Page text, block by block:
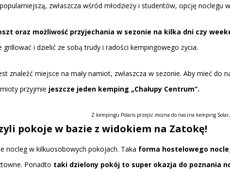
zwłaszcza wśród młodzieży i studentów, opcję noclegu w
oraz możliwość przyjechania w sezonie na kilka dni czy
i dzielić ze sobą trudy i radości kempingowego życia.
znaleźć miejsce na mały namiot, zwłaszcza w sezonie. Aby mieć do
przyjmie jeszcze jeden kemping „Chałupy Centrum”.
Z kempingu Polaris przejść można do nas (na kemping
pokoje w bazie z widokiem na Zatokę!
nocleg w kilkuosobowych pokojach. Taka forma hostelowego
Ponadto taki dzielony pokój to super okazja do poznania